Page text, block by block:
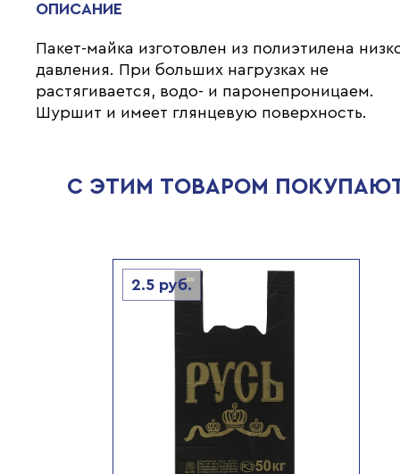
ОПИСАНИЕ
Пакет-майка изготовлен из полиэтилена
давления. При больших нагрузках не
растягивается, водо- и паронепроницаем.
Шуршит и имеет глянцевую поверхность.
С ЭТИМ ТОВАРОМ
2.5руб.